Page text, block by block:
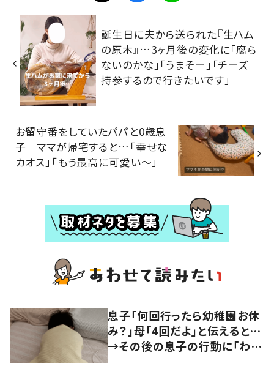
誕生日に夫から送られた『生ハム
の原木』…3ヶ月後の変化に「腐ら
ないのかな」「うまそー」「チーズ
持参するので行きたいです」
お留守番をしていたパパと0歳息
子 ママが帰宅すると…「幸せな
カオス」「もう最高に可愛い〜」
息子「何回行ったら幼稚園お休
み？」母「4回だよ」と伝えると…
→その後の息子の行動に「わか